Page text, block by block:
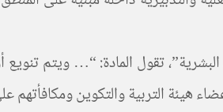
الموارد البشرية”، تقول المادة: “…